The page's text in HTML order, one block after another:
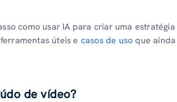
como usar IA para criar uma estratégia
úteis e casos de uso que
de vídeo?